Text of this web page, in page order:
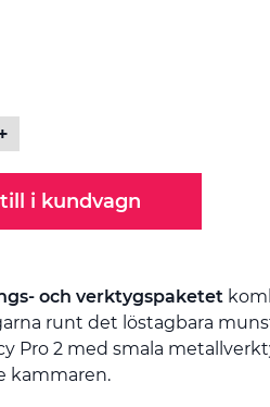
i kundvagn
och verktygspaketet
runt det löstagbara
Pro 2 med smala
kammaren.